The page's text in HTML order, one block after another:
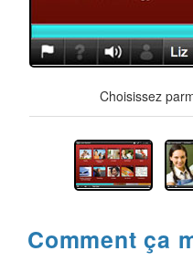
Choisissez
Comment ça